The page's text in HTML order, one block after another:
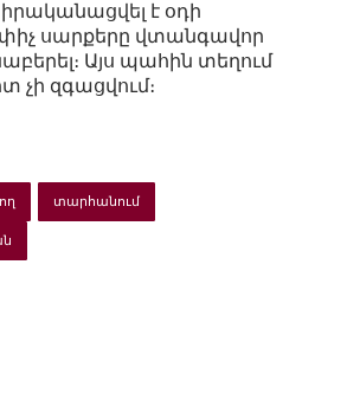
իրականացվել է օդի
սարքերը վտանգավոր
Այս պահին տեղում
չի զգացվում։
տարհանում